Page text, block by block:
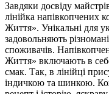
Завдяки досвіду
лінійка напівкопчених
Життя». Унікальні для
задовольняють
споживачів.
Життя» включають в
смак. Так, в лінійці
індичкою та шинкою.